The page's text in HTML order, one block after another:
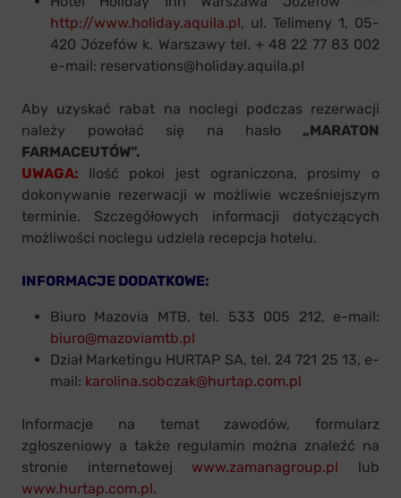
http://www.holiday.aquila.pl, ul. Telimeny 1, 05-
420 Józefów k. Warszawy tel. + 48 22 77 83 002
e-mail: reservations@holiday.aquila.pl
Aby uzyskać rabat na noclegi podczas rezerwacji
należy powołać się na hasło „MARATON
FARMACEUTÓW”.
UWAGA:
Ilość pokoi jest ograniczona, prosimy o
dokonywanie rezerwacji w możliwie wcześniejszym
terminie. Szczegółowych informacji dotyczących
możliwości noclegu udziela recepcja hotelu.
INFORMACJE DODATKOWE:
Biuro Mazovia MTB, tel. 533 005 212, e-mail:
biuro@mazoviamtb.pl
Dział Marketingu HURTAP SA, tel. 24 721 25 13, e-
mail: karolina.sobczak@hurtap.com.pl
Informacje na temat zawodów, formularz
zgłoszeniowy a także regulamin można znaleźć na
stronie internetowej www.zamanagroup.pl lub
www.hurtap.com.pl.